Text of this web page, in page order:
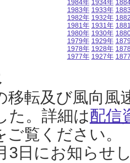
1984年
1983年
1982年
1981年
1980年
1979年
1978年
1977年
1934年
1933年
1932年
1931年
1930年
1929年
1928年
1927年
移転及び風向風
た。詳細は配信
ご覧ください。
3日にお知らせ